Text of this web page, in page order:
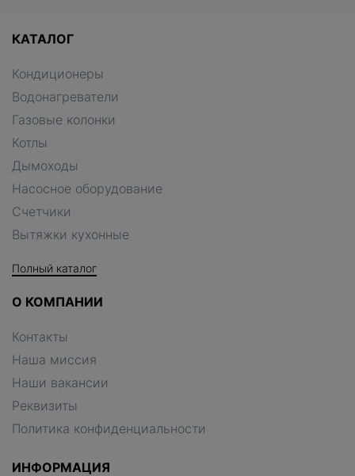
КАТАЛОГ
Кондиционеры
Водонагреватели
Газовые колонки
Котлы
Дымоходы
Насосное оборудование
Счетчики
Вытяжки кухонные
Полный каталог
О КОМПАНИИ
Контакты
Наша миссия
Наши вакансии
Реквизиты
Политика конфиденциальности
ИНФОРМАЦИЯ